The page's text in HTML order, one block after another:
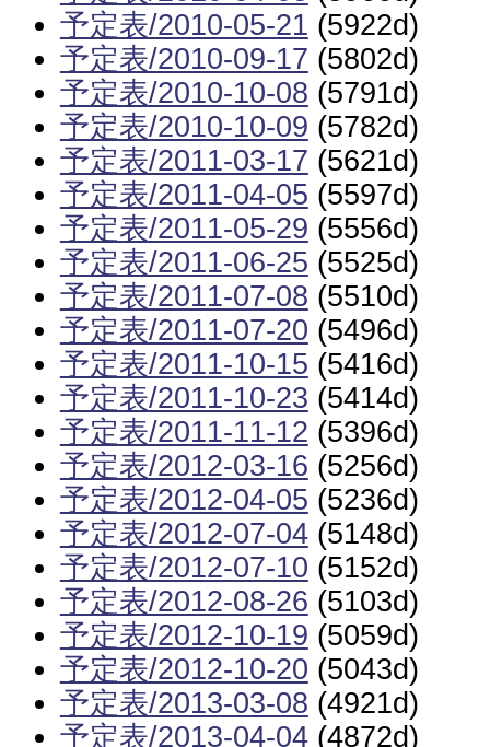
予定表/2010-05-21 (5922d)
予定表/2010-09-17 (5802d)
予定表/2010-10-08 (5791d)
予定表/2010-10-09 (5782d)
予定表/2011-03-17 (5621d)
予定表/2011-04-05 (5597d)
予定表/2011-05-29 (5556d)
予定表/2011-06-25 (5525d)
予定表/2011-07-08 (5510d)
予定表/2011-07-20 (5496d)
予定表/2011-10-15 (5416d)
予定表/2011-10-23 (5414d)
予定表/2011-11-12 (5396d)
予定表/2012-03-16 (5256d)
予定表/2012-04-05 (5236d)
予定表/2012-07-04(5148d)
予定表/2012-07-10 (5152d)
予定表/2012-08-26 (5103d)
予定表/2012-10-19 (5059d)
予定表/2012-10-20 (5043d)
予定表/2013-03-08 (4921d)
予定表/2013-04-04(4872d)